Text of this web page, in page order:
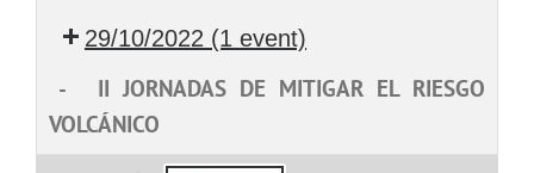
29/10/2022 (1 event)
-
II JORNADAS DE MITIGAR EL RIESGO
VOLCÁNICO